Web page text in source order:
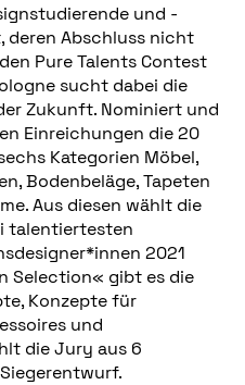
und -
deren Abschluss nicht
Pure Talents Contest
sucht dabei die
Zukunft. Nominiert und
Einreichungen die 20
Kategorien Möbel,
Bodenbeläge, Tapeten
Aus diesen wählt die
talentiertesten
2021
Selection« gibt es die
Konzepte für
und
die Jury aus 6